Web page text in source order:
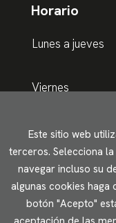
Horario
Lunes a jueves
Viernes
Horario de
Lunes a jueves
Viernes
Este sitio web
terceros. Selecciona
navegar incluso su
algunas cookies haga
botón "Acepto"